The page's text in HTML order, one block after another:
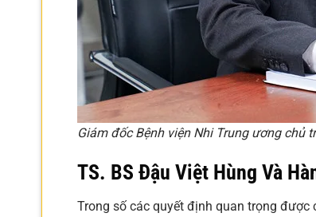
Giám đốc Bệnh viện Nhi Trung ương chủ
TS. BS Đậu Việt Hùng Và
Trong số các quyết định quan trọng được